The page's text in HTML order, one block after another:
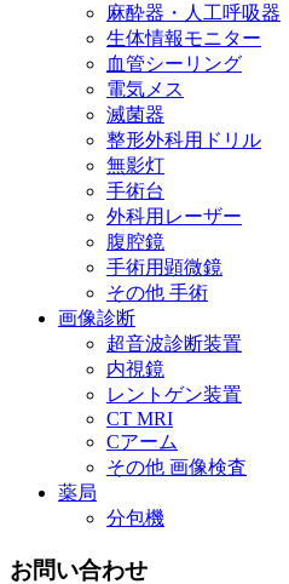
麻酔器・人工呼吸器
生体情報モニター
血管シーリング
電気メス
滅菌器
整形外科用ドリル
無影灯
手術台
外科用レーザー
腹腔鏡
手術用顕微鏡
その他 手術
画像診断
超音波診断装置
内視鏡
レントゲン装置
CT MRI
Cアーム
その他 画像検査
薬局
分包機
お問い合わせ